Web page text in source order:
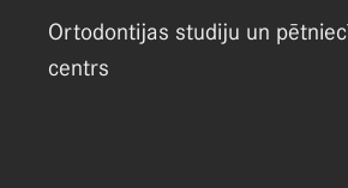
Ortodontijas studiju un
centrs